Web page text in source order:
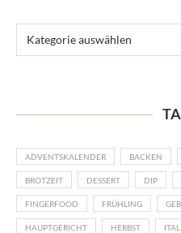
ADVENTSKALENDER BACKEN
BROTZEIT DESSERT DIP
FINGERFOOD FRÜHLING
HAUPTGERICHT HERBST